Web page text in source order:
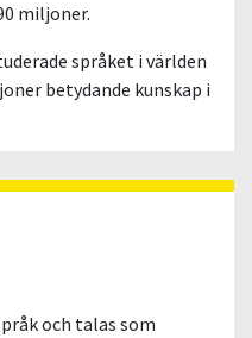
miljoner.
språket i världen
betydande kunskap i
och talas som